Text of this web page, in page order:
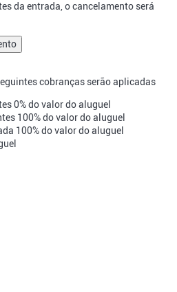
da entrada, o cancelamento será
cobranças serão aplicadas
0% do valor do aluguel
100% do valor do aluguel
100% do valor do aluguel